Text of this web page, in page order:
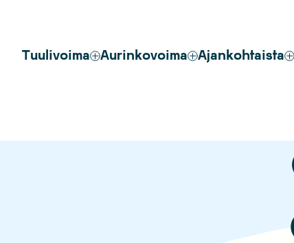
Tuulivoima Aurinkovoima Ajankohtaista